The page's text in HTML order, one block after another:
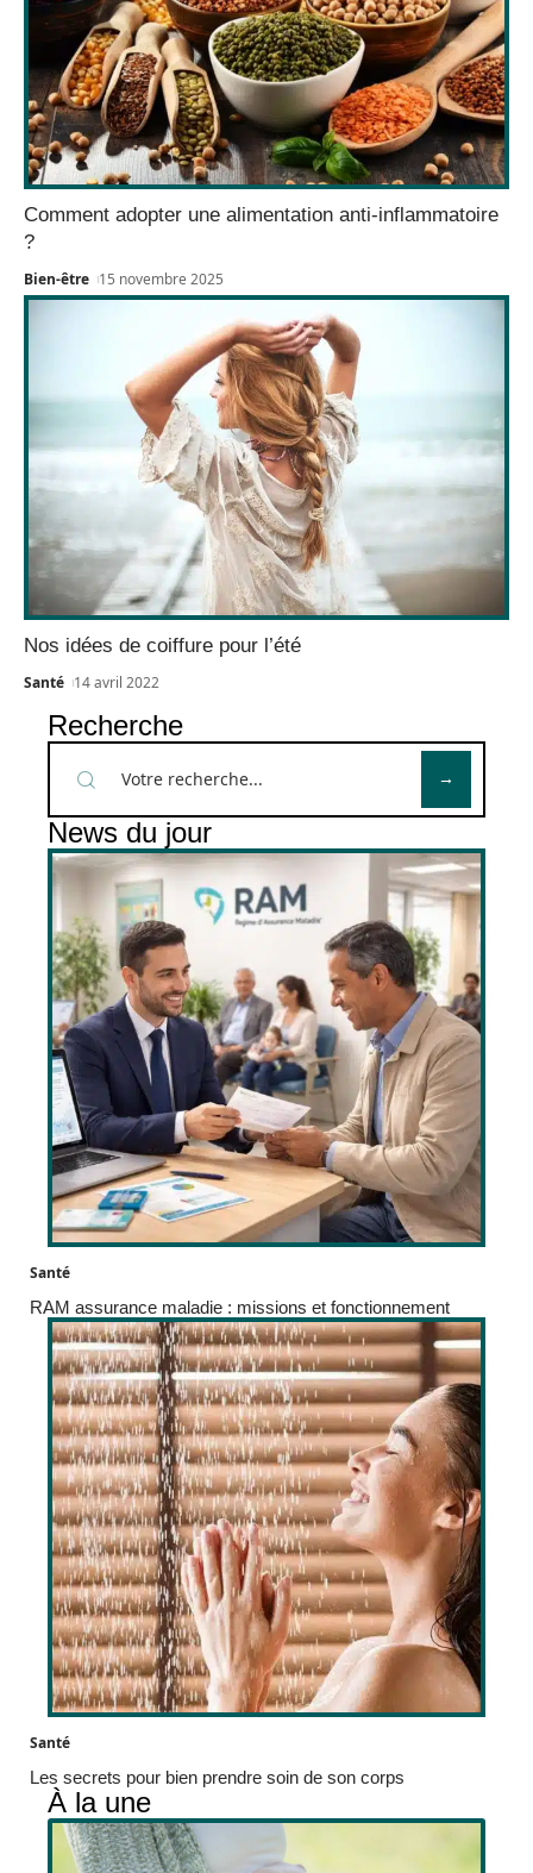
Comment adopter une alimentation anti-inflammatoire
?
Bien-être 15 novembre 2025
Nos idées de coiffure pour l’été
Santé 14 avril 2022
Recherche
News du jour
Santé
RAM assurance maladie : missions et fonctionnement
Santé
Les secrets pour bien prendre soin de son corps
À la une